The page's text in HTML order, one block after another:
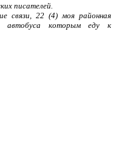
писателей.
связи, 22 (4) моя районная
автобуса которым еду к